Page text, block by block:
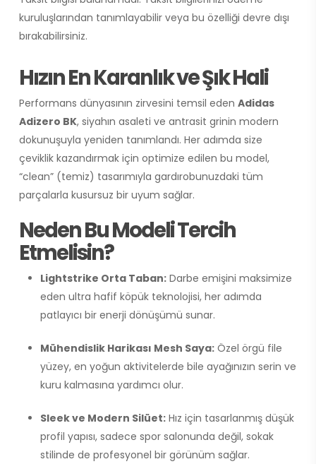
kuruluşlarından tanımlayabilir veya bu özelliği devre dışı
bırakabilirsiniz.
Hızın En Karanlık ve Şık Hali
Performans dünyasının zirvesini temsil eden Adidas
Adizero BK, siyahın asaleti ve antrasit grinin modern
dokunuşuyla yeniden tanımlandı. Her adımda size
çeviklik kazandırmak için optimize edilen bu model,
“clean” (temiz) tasarımıyla gardırobunuzdaki tüm
parçalarla kusursuz bir uyum sağlar.
Neden Bu Modeli Tercih
Etmelisin?
Lightstrike Orta Taban:Darbe emişini maksimize
eden ultra hafif köpük teknolojisi, her adımda
patlayıcı bir enerji dönüşümü sunar.
Mühendislik Harikası Mesh Saya:Özel örgü file
yüzey, en yoğun aktivitelerde bile ayağınızın serin ve
kuru kalmasına yardımcı olur.
Sleek ve Modern Silüet:Hız için tasarlanmış düşük
profil yapısı, sadece spor salonunda değil, sokak
stilinde de profesyonel bir görünüm sağlar.